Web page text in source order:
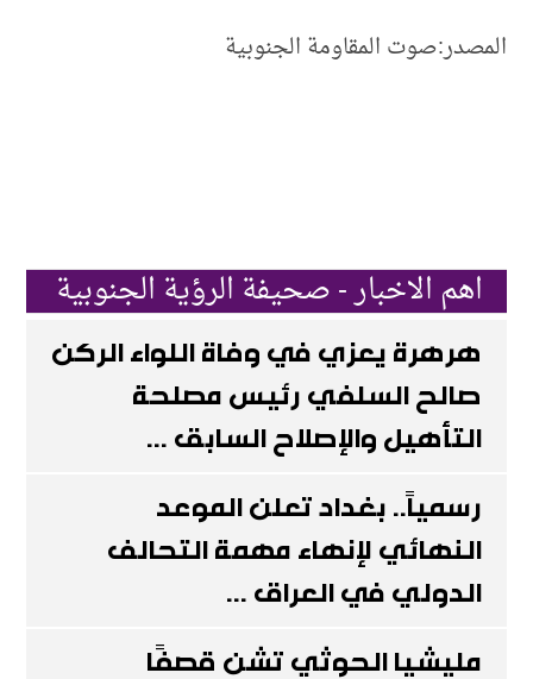
المصدر:صوت المقاومة الجنوبية
اهم الاخبار - صحيفة الرؤية الجنوبية
هرهرة يعزي في وفاة اللواء الركن
صالح السلفي رئيس مصلحة
التأهيل والإصلاح السابق ...
رسمياً.. بغداد تعلن الموعد
النهائي لإنهاء مهمة التحالف
الدولي في العراق ...
مليشيا الحوثي تشن قصفًا